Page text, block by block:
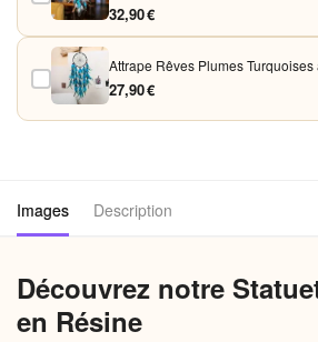
32,90 €
Attrape Rêves Plumes
27,90 €
Images Description
Découvrez notre
en Résine